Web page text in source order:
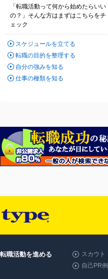
「転職活動って何から始めたらいい
の？」そんな方はまずはこちらをチ
ェック
スケジュールを立てる
転職の目的を整理する
自分の強みを知る
仕事の種類を知る
転職活動を進める スカウト
自己PR